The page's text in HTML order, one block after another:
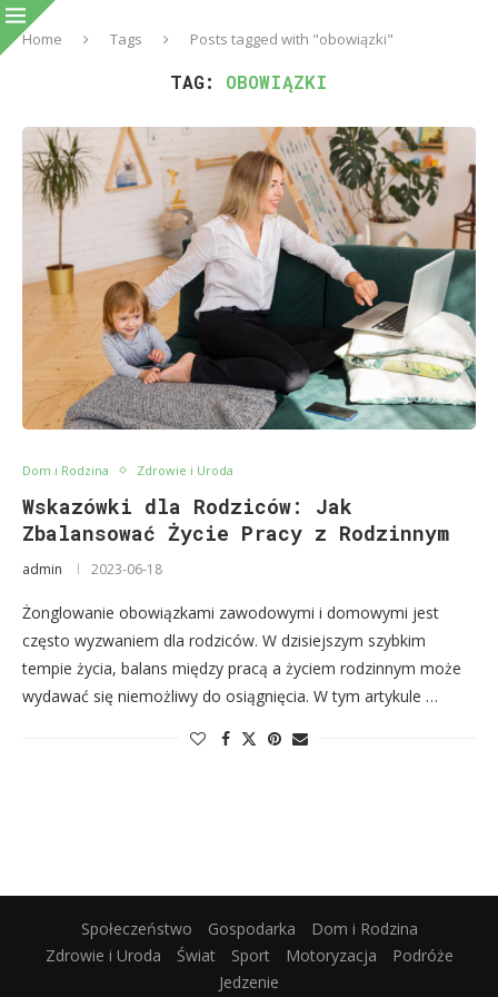
Home Tags Posts tagged with "obowiązki"
TAG: OBOWIĄZKI
Dom i Rodzina Zdrowie i Uroda
Wskazówki dla Rodziców: Jak
Zbalansować Życie Pracy z Rodzinnym
admin 2023-06-18
Żonglowanie obowiązkami zawodowymi i domowymi jest
często wyzwaniem dla rodziców. W dzisiejszym szybkim
tempie życia, balans między pracą a życiem rodzinnym może
wydawać się niemożliwy do osiągnięcia. W tym artykule …
Społeczeństwo Gospodarka
Dom i Rodzina
Zdrowie i Uroda
Świat Sport Motoryzacja
Podróże
Jedzenie